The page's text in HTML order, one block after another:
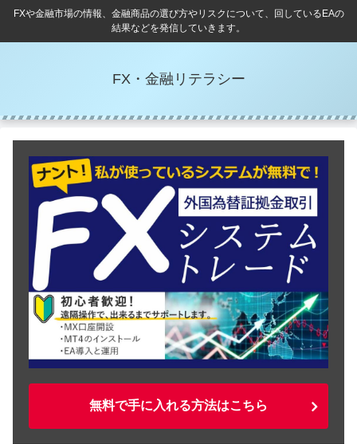
FXや金融市場の情報、金融商品の選び方やリスクについて、回しているEAの
結果などを発信していきます。
FX・金融リテラシー
無料で手に入れる方法はこちら